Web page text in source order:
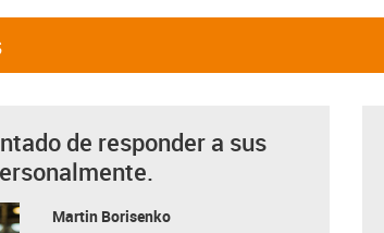
de responder a sus
Martin Borisenko